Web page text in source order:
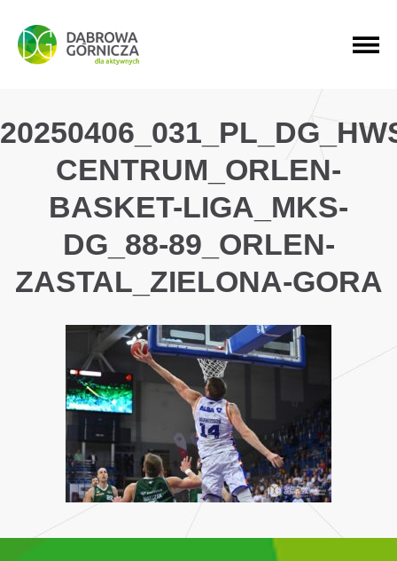
PRZEJDŹ DO MENU GŁÓWNEGO
PRZEJDŹ DO WYSZUKIWARKI
PRZEJDŹ DO TREŚCI
CENTRUM_ORLEN-
BASKET-LIGA_MKS-
DG_88-89_ORLEN-
ZASTAL_ZIELONA-GORA